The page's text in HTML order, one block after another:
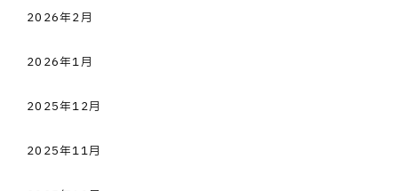
2026年2月
2026年1月
2025年12月
2025年11月